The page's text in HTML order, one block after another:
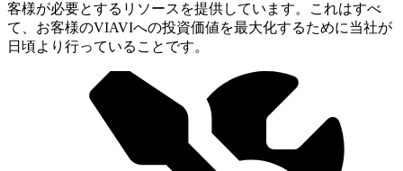
客様が必要とするリソースを提供しています。これはすべ
て、お客様のVIAVIへの投資価値を最大化するために当社が
日頃より行っていることです。